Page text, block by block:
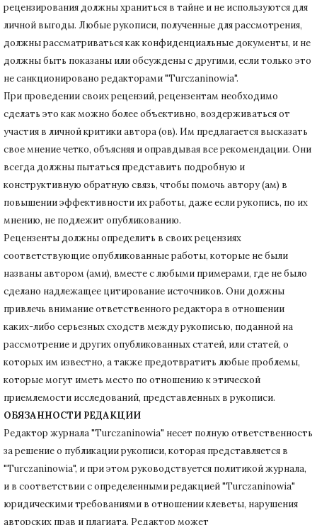
рецензирования должны храниться в тайне и не используются для
личной выгоды. Любые рукописи, полученные для рассмотрения,
должны рассматриваться как конфиденциальные документы, и не
должны быть показаны или обсуждены с другими, если только это
не санкционировано редакторами "Turczaninowia".
При проведении своих рецензий, рецензентам необходимо
сделать это как можно более объективно, воздерживаться от
участия в личной критики автора (ов). Им предлагается высказать
свое мнение четко, объясняя и оправдывая все рекомендации. Они
всегда должны пытаться представить подробную и
конструктивную обратную связь, чтобы помочь автору (ам) в
повышении эффективности их работы, даже если рукопись, по их
мнению, не подлежит опубликованию.
Рецензенты должны определить в своих рецензиях
соответствующие опубликованные работы, которые не были
названы автором (ами), вместе с любыми примерами, где не было
сделано надлежащее цитирование источников. Они должны
привлечь внимание ответственного редактора в отношении
каких-либо серьезных сходств между рукописью, поданной на
рассмотрение и других опубликованных статей, или статей, о
которых им известно, а также предотвратить любые проблемы,
которые могут иметь место по отношению к этической
приемлемости исследований, представленных в рукописи.
ОБЯЗАННОСТИ РЕДАКЦИИ
Редактор журнала "Turczaninowia" несет полную ответственность
за решение о публикации рукописи, которая представляется в
"Turczaninowia", и при этом руководствуется политикой журнала,
и в соответствии с определенными редакцией "Turczaninowia"
юридическими требованиями в отношении клеветы, нарушения
авторских прав и плагиата. Редактор может